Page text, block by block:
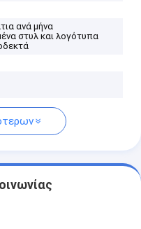
ανά μήνα
στυλ και λογότυπα